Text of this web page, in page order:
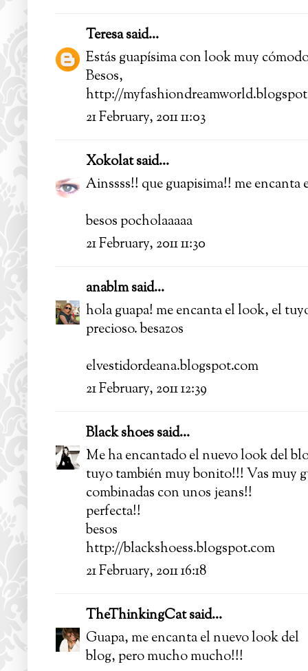
Teresasaid...
Estás guapísima con look muy
Besos,
http://
21 February, 2011 11:03
Xokolatsaid...
Ainssss!! que guapisima!! me
besos pocholaaaaa
21 February, 2011 11:30
anablmsaid...
hola guapa! me encanta el look, el
precioso. besazos
elvestidordeana.blogspot.com
21 February, 2011 12:39
Black shoessaid...
Me ha encantado el nuevo look del
tuyo también muy bonito!!! Vas muy
combinadas con unos jeans!!
perfecta!!
besos
http://blackshoess.blogspot.com
21 February, 2011 16:18
TheThinkingCatsaid...
Guapa, me encanta el nuevo look del
blog, pero mucho mucho!!!